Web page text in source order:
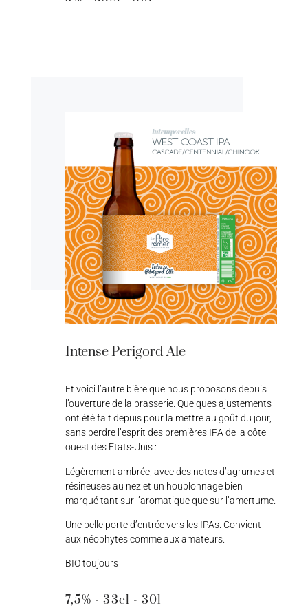
Intense Perigord Ale
Et voici l’autre bière que nous proposons depuis
l’ouverture de la brasserie. Quelques ajustements
ont été fait depuis pour la mettre au goût du jour,
sans perdre l’esprit des premières IPA de la côte
ouest des Etats-Unis :
Légèrement ambrée, avec des notes d’agrumes et
résineuses au nez et un houblonnage bien
marqué tant sur l’aromatique que sur l’amertume.
Une belle porte d’entrée vers les IPAs. Convient
aux néophytes comme aux amateurs.
BIO toujours
7,5% - 33cl - 30l